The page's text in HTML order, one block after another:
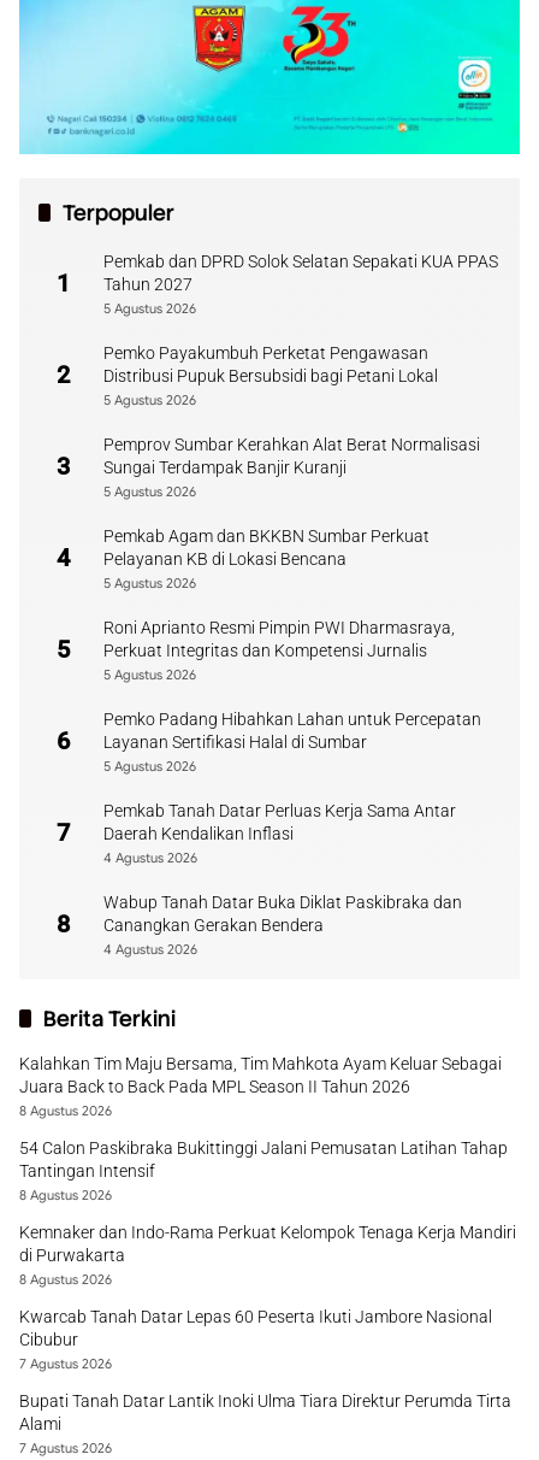
Terpopuler
1
Pemkab dan DPRD Solok Selatan Sepakati KUA PPAS
Tahun 2027
5 Agustus 2026
2
Pemko Payakumbuh Perketat Pengawasan
Distribusi Pupuk Bersubsidi bagi Petani Lokal
5 Agustus 2026
3
Pemprov Sumbar Kerahkan Alat Berat Normalisasi
Sungai Terdampak Banjir Kuranji
5 Agustus 2026
4
Pemkab Agam dan BKKBN Sumbar Perkuat
Pelayanan KB di Lokasi Bencana
5 Agustus 2026
5
Roni Aprianto Resmi Pimpin PWI Dharmasraya,
Perkuat Integritas dan Kompetensi Jurnalis
5 Agustus 2026
6
Pemko Padang Hibahkan Lahan untuk Percepatan
Layanan Sertifikasi Halal di Sumbar
5 Agustus 2026
7
Pemkab Tanah Datar Perluas Kerja Sama Antar
Daerah Kendalikan Inflasi
4 Agustus 2026
8
Wabup Tanah Datar Buka Diklat Paskibraka dan
Canangkan Gerakan Bendera
4 Agustus 2026
Berita Terkini
Kalahkan Tim Maju Bersama, Tim Mahkota Ayam Keluar Sebagai
Juara Back to Back Pada MPL Season II Tahun 2026
8 Agustus 2026
54 Calon Paskibraka Bukittinggi Jalani Pemusatan Latihan Tahap
Tantingan Intensif
8 Agustus 2026
Kemnaker dan Indo-Rama Perkuat Kelompok Tenaga Kerja Mandiri
di Purwakarta
8 Agustus 2026
Kwarcab Tanah Datar Lepas 60 Peserta Ikuti Jambore Nasional
Cibubur
7 Agustus 2026
Bupati Tanah Datar Lantik Inoki Ulma Tiara Direktur Perumda Tirta
Alami
7 Agustus 2026